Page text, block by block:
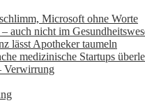
Microsoft ohne Worte
auch nicht im
lässt Apotheker taumeln
medizinische Startups
Verwirrung